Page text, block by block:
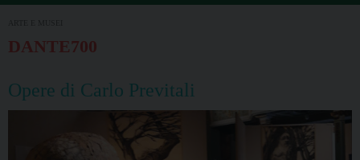
DANTE700
Opere di Carlo Previtali